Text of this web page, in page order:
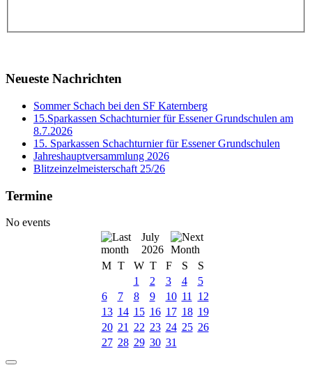
Neueste Nachrichten
Sommer Schach bei den SF Katernberg
15.Sparkassen Schachturnier für Essener Grundschulen am
8.7.2026
15. Sparkassen Schachturnier für Essener Grundschulen
Jahreshauptversammlung 2026
Blitzeinzelmeisterschaft 25/26
Termine
No events
July
2026
M T W T F S
S
1
2 3 4
5
6
7 8 9 10 11
12
13 14 15 16 17 18 19
20 21 22 23 24 25 26
27 28 29 30 31